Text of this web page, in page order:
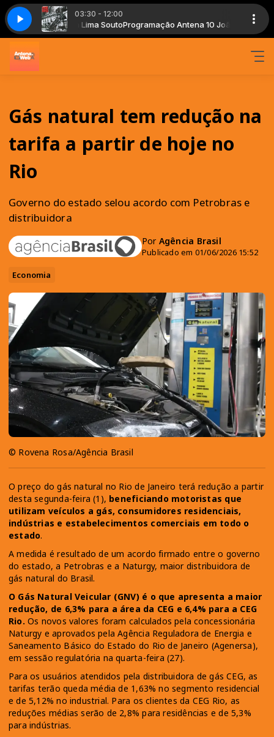
03:30 - 12:00
Pessoa com Lima SoutoProgramação Antena 10 João Pessoa com
You Mr. Big - To Be With You
Gás natural tem redução na
tarifa a partir de hoje no
Rio
Governo do estado selou acordo com Petrobras e
distribuidora
Por Agência Brasil
Publicado em 01/06/2026 15:52
Economia
© Rovena Rosa/Agência Brasil
O preço do gás natural no Rio de Janeiro terá redução a partir
desta segunda-feira (1), beneficiando motoristas que
utilizam veículos a gás, consumidores residenciais,
indústrias e estabelecimentos comerciais em todo o
estado.
A medida é resultado de um acordo firmado entre o governo
do estado, a Petrobras e a Naturgy, maior distribuidora de
gás natural do Brasil.
O Gás Natural Veicular (GNV) é o que apresenta a maior
redução, de 6,3% para a área da CEG e 6,4% para a CEG
Rio. Os novos valores foram calculados pela concessionária
Naturgy e aprovados pela Agência Reguladora de Energia e
Saneamento Básico do Estado do Rio de Janeiro (Agenersa),
em sessão regulatória na quarta-feira (27).
Para os usuários atendidos pela distribuidora de gás CEG, as
tarifas terão queda média de 1,63% no segmento residencial
e de 5,12% no industrial. Para os clientes da CEG Rio, as
reduções médias serão de 2,8% para residências e de 5,3%
para indústrias.